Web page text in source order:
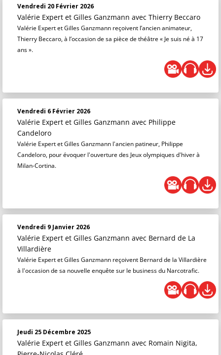
Vendredi 20 Février 2026
Valérie Expert et Gilles Ganzmann avec Thierry Beccaro
Valérie Expert et Gilles Ganzmann reçoivent l’ancien animateur,
Thierry Beccaro, à l’occasion de sa pièce de théâtre « Je suis né à 17
ans ».
Vendredi 6 Février 2026
Valérie Expert et Gilles Ganzmann avec Philippe
Candeloro
Valérie Expert et Gilles Ganzmann l'ancien patineur, Philippe
Candeloro, pour évoquer l'ouverture des Jeux olympiques d'hiver à
Milan-Cortina.
Vendredi 9 Janvier 2026
Valérie Expert et Gilles Ganzmann avec Bernard de La
Villardière
Valérie Expert et Gilles Ganzmann reçoivent Bernard de la Villardière
à l'occasion de sa nouvelle enquête sur le business du Narcotrafic.
Jeudi 25 Décembre 2025
Valérie Expert et Gilles Ganzmann avec Romain Nigita,